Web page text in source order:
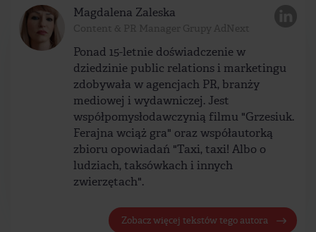
Magdalena Zaleska
Ponad 15-letnie doświadczenie w
dziedzinie public relations i marketingu
zdobywała w agencjach PR, branży
mediowej i wydawniczej. Jest
współpomysłodawczynią filmu "Grzesiuk.
Ferajna wciąż gra" oraz współautorką
zbioru opowiadań "Taxi, taxi! Albo o
ludziach, taksówkach i innych
zwierzętach".
Zobacz więcej tekstów tego autora